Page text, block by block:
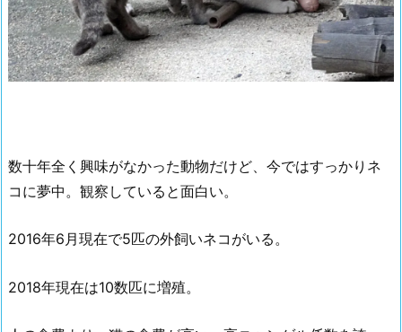
数十年全く興味がなかった動物だけど、今ではすっかりネ
コに夢中。観察していると面白い。
2016年6月現在で5匹の外飼いネコがいる。
2018年現在は10数匹に増殖。